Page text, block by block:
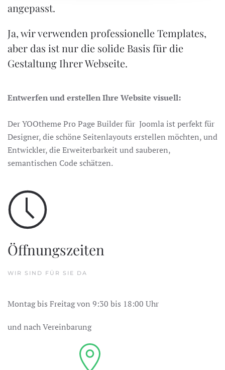
angepasst.
Ja, wir verwenden professionelle Templates,
aber das ist nur die solide Basis für die
Gestaltung Ihrer Webseite.
Entwerfen und erstellen Ihre Website visuell:
Der YOOtheme Pro Page Builder für Joomla ist perfekt für
Designer, die schöne Seitenlayouts erstellen möchten, und
Entwickler, die Erweiterbarkeit und sauberen,
semantischen Code schätzen.
Öffnungszeiten
WIR SIND FÜR SIE DA
Montag bis Freitag von 9:30 bis 18:00 Uhr
und nach Vereinbarung